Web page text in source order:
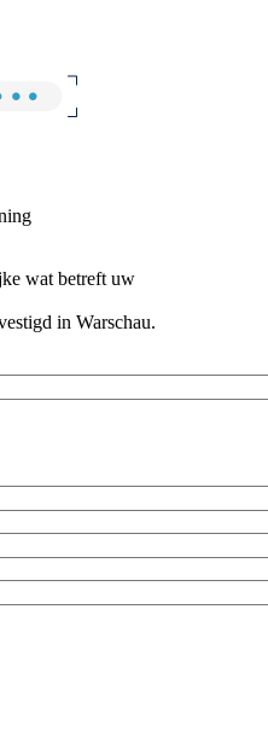
wat betreft uw
in Warschau.